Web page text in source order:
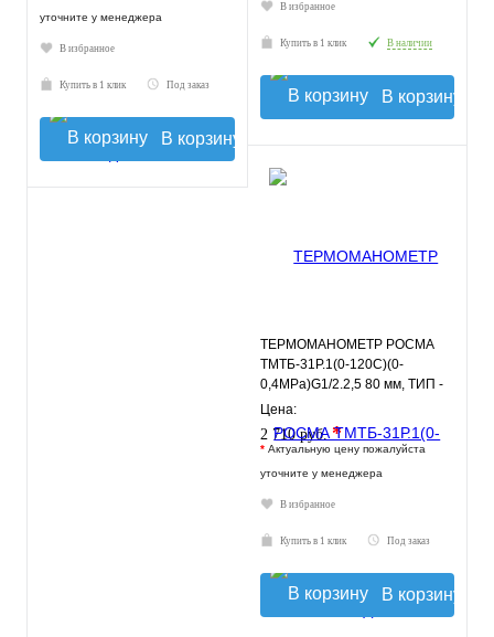
уточните у менеджера
В избранное
Купить в 1 клик Под заказ
В корзину
В избранное
Купить в 1 клик В наличии
В корзину
ТЕРМОМАНОМЕТР РОСМА
ТМТБ-31Р.1(0-120С)(0-
0,4MPa)G1/2.2,5 80 мм, ТИП -
ТМТБ-31Р, температура: 0-
120С
Цена:
2 710 руб.*
* Актуальную цену пожалуйста
уточните у менеджера
В избранное
Купить в 1 клик Под заказ
В корзину